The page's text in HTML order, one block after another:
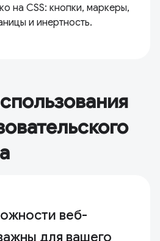
на CSS: кнопки, маркеры,
и инертность.
веб-
для вашего